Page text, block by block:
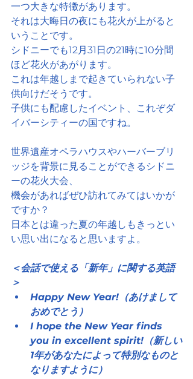
一つ大きな特徴があります。
それは大晦日の夜にも花火が上がると
いうことです。
シドニーでも12月31日の21時に10分間
ほど花火があがります。
これは年越しまで起きていられない子
供向けだそうです。
子供にも配慮したイベント、これぞダ
イバーシティーの国ですね。
世界遺産オペラハウスやハーバーブリ
ッジを背景に見ることができるシドニ
ーの花火大会、
機会があればぜひ訪れてみてはいかが
ですか？
日本とは違った夏の年越しもきっとい
い思い出になると思いますよ。
＜会話で使える「新年」に関する英語
＞
Happy New Year!（あけまして
おめでとう）
I hope the New Year finds
you in excellent spirit!（新しい
1年があなたによって特別なものと
なりますように）